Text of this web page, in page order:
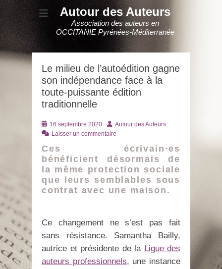
Autour des Auteurs
Association des auteurs en
OCCITANIE Pyrénées-Méditerranée
Le milieu de l’autoédition gagne
son indépendance face à la
toute-puissante édition
traditionnelle
Posté
le
16 septembre 2020 AuteurAutour des Auteurs
Laisser un commentaire
Ces écrivain·es
bénéficient désormais de
la même protection sociale
que leurs semblables sous
contrat avec une maison.
Ce changement ne s’est pas fait
sans résistance. Samantha Bailly,
autrice et présidente de la Ligue des
auteurs professionnels, une instance